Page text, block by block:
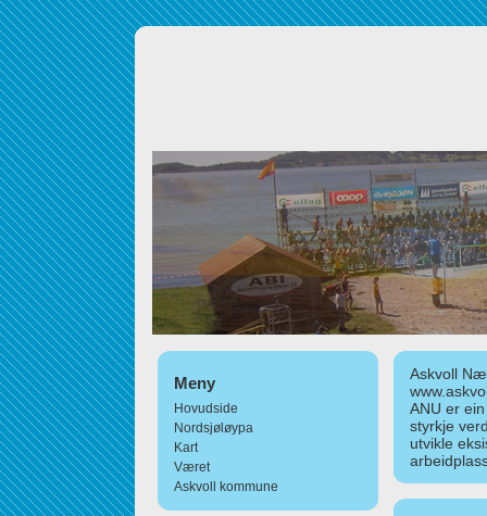
Meny
Hovudside
Nordsjøløypa
Kart
Været
Askvoll kommune
Askvoll
ANU er
styrkje
utvikle